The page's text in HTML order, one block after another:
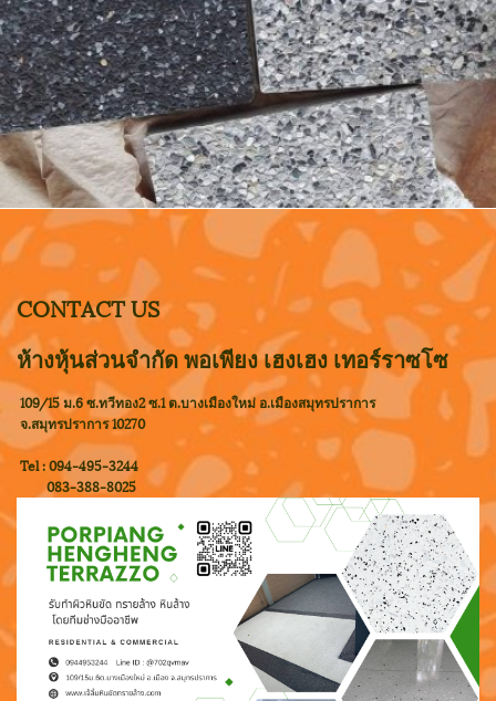
CONTACT US
ห้างหุ้นส่วนจำกัด พอเพียง เฮงเฮง เทอร์ราซโซ
109/15 ม.6 ซ.ทวีทอง2 ซ.1 ต.บางเมืองใหม่ อ.เมืองสมุทรปราการ
จ.สมุทรปราการ 10270
Tel : 094-495-3244
083-388-8025